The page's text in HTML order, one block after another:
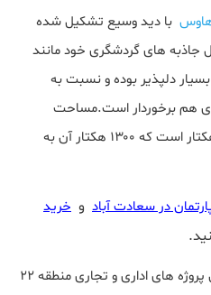
با دید وسیع تشکیل شده
های گردشگری خود مانند
دلپذیر بوده و نسبت به
هم برخوردار است.مساحت
محدوده چیتگر چیزی حدود۶۲۰۰ هکتار است که ۱۳۰۰ هکتار آن به
در سعادت آباد و خرید
برای آشنایی با یکی از لوکس ترین پروژه های اداری و تجاری منطقه 22